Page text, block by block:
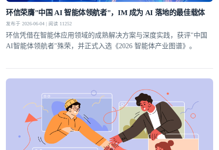
环信荣膺"中国 AI 智能体领航者"，IM 成为 AI 落地的最佳载体
发布于 2026-06-04 | 阅读 11252
环信凭借在智能体应用领域的成熟解决方案与深度实践，获评"中国
AI智能体领航者"殊荣，并正式入选《2026 智能体产业图谱》。